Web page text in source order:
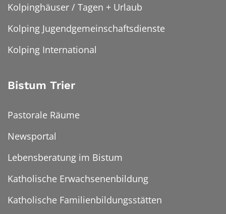
Kolpinghäuser / Tagen + Urlaub
Kolping Jugendgemeinschaftsdienste
Kolping International
Bistum Trier
Pastorale Räume
Newsportal
Lebensberatung im Bistum
Katholische Erwachsenenbildung
Katholische Familienbildungsstätten